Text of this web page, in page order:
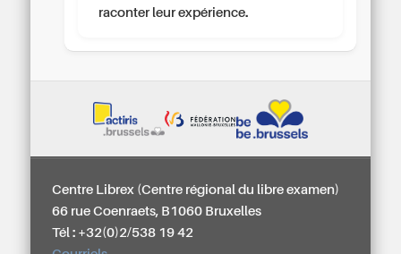
raconter leur expérience.
Centre Librex (Centre régional du libre examen)
66 rue Coenraets, B1060 Bruxelles
Tél : +32(0)2/538 19 42